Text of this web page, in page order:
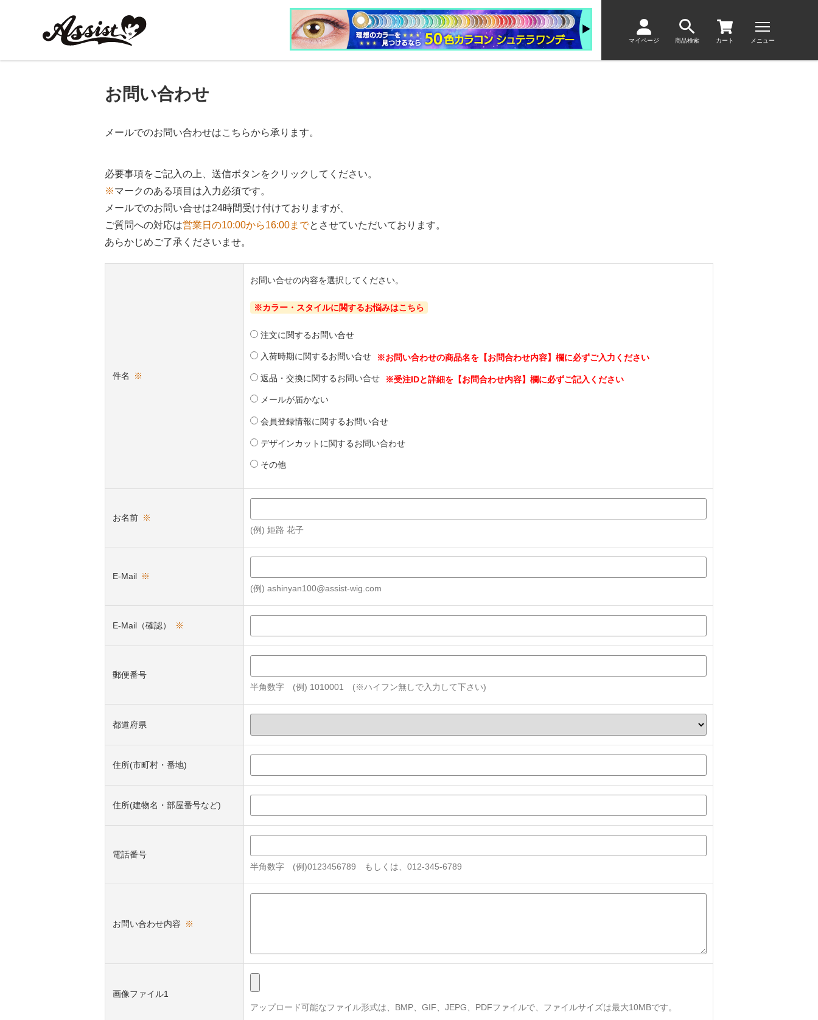
マイページ 商品検索 カート メニュー
お問い合わせ
メールでのお問い合わせはこちらから承ります。
必要事項をご記入の上、送信ボタンをクリックしてください。
※マークのある項目は入力必須です。
メールでのお問い合せは24時間受け付けておりますが、
ご質問への対応は営業日の10:00から16:00までとさせていただいております。
あらかじめご了承くださいませ。
件名 ※
お問い合せの内容を選択してください。
※カラー・スタイルに関するお悩みはこちら
注文に関するお問い合せ
入荷時期に関するお問い合せ
返品・交換に関するお問い合せ
メールが届かない
会員登録情報に関するお問い合せ
デザインカットに関するお問い合わせ
その他
お名前 ※
(例) 姫路 花子
E-Mail ※
(例) ashinyan100@assist-wig.com
E-Mail（確認） ※
郵便番号
半角数字 (例) 1010001 (※ハイフン無しで入力して下さい)
都道府県
住所(市町村・番地)
住所(建物名・部屋番号など)
電話番号
半角数字 (例)0123456789 もしくは、012-345-6789
お問い合わせ内容 ※
画像ファイル1
アップロード可能なファイル形式は、BMP、GIF、JEPG、PDFファイルで、ファイルサイズは最大10MBです。